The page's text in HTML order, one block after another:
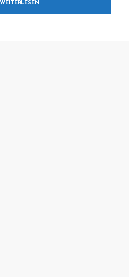
WEITERLESEN